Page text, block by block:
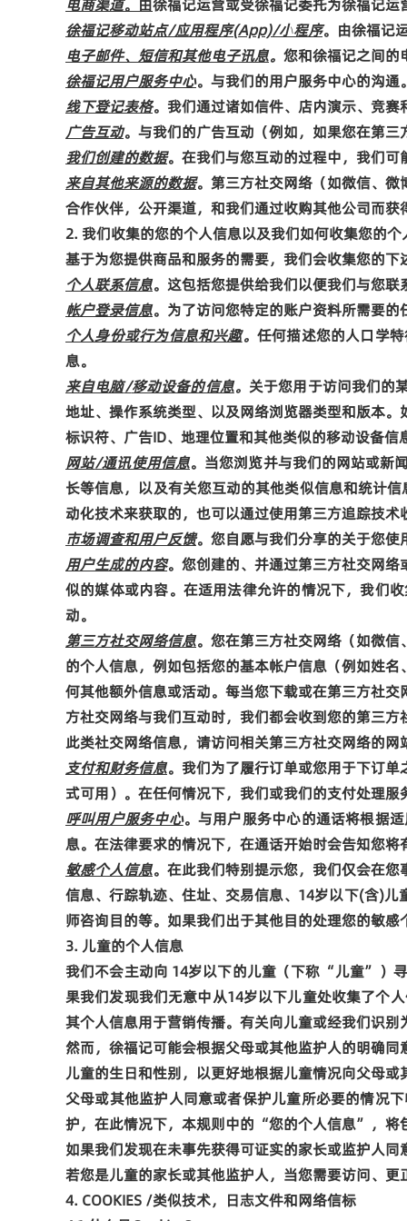
电商渠道。由徐福记运营或受徐福记委托为徐福记运
徐福记移动站点/应用程序(App)/小程序。由徐福记
电子邮件、短信和其他电子讯息。 您和徐福记之间的
徐福记用户服务中心。与我们的用户服务中心的沟通
线下登记表格。我们通过诸如信件、店内演示、竞
广告互动。与我们的广告互动（例如，如果您在第
我们创建的数据。在我们与您互动的过程中，我们
来自其他来源的数据。第三方社交网络（如微信、微
合作伙伴，公开渠道，和我们通过收购其他公司而获
2. 我们收集的您的个人信息以及我们如何收集您的个
基于为您提供商品和服务的需要，我们会收集您的
个人联系信息。这包括您提供给我们以便我们与您
帐户登录信息。为了访问您特定的账户资料所需要
个人身份或行为信息和兴趣。 任何描述您的人口学
息。
来自电脑/移动设备的信息。 关于您用于访问我们的
地址、操作系统类型、以及网络浏览器类型和版本
标识符、广告ID、地理位置和其他类似的移动设备信
网站/通讯使用信息。当您浏览并与我们的网站或新
长等信息，以及有关您互动的其他类似信息和统计
动化技术来获取的，也可以通过使用第三方追踪技
市场调查和用户反馈。您自愿与我们分享的关于您
用户生成的内容。您创建的、并通过第三方社交网
似的媒体或内容。在适用法律允许的情况下，我们
动。
第三方社交网络信息。您在第三方社交网络（如微
的个人信息，例如包括您的基本帐户信息（例如姓
何其他额外信息或活动。每当您下载或在第三方社
方社交网络与我们互动时，我们都会收到您的第三
此类社交网络信息，请访问相关第三方社交网络的网
支付和财务信息。我们为了履行订单或您用于下订
式可用）。在任何情况下，我们或我们的支付处理
呼叫用户服务中心。与用户服务中心的通话将根据
息。在法律要求的情况下，在通话开始时会告知您将
敏感个人信息。 在此我们特别提示您， 我们仅会在您
信息、行踪轨迹、住址、交易信息、 14岁以下(含)儿
师咨询目的等。如果我们出于其他目的处理您的敏
3. 儿童的个人信息
我们不会主动向 14岁以下的儿童（下称 “儿童” ）
果我们发现我们无意中从14岁以下儿童处收集了个
其个人信息用于营销传播。 有关向儿童或经我们识别
然而，徐福记可能会根据父母或其他监护人的明确
儿童的生日和性别，以更好地根据儿童情况向父母
父母或其他监护人同意或者保护儿童所必要的情况
护，在此情况下，本规则中的 “您的个人信息” ，将
如果我们发现在未事先获得可证实的家长或监护人同
若您是儿童的家长或其他监护人，当您需要访问、
4. COOKIES /类似技术，日志文件和网络信标